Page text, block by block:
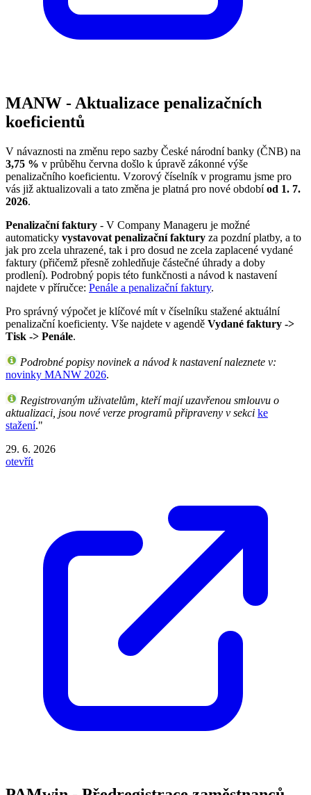
MANW - Aktualizace penalizačních
koeficientů
V návaznosti na změnu repo sazby České národní banky (ČNB) na
3,75 % v průběhu června došlo k úpravě zákonné výše
penalizačního koeficientu. Vzorový číselník v programu jsme pro
vás již aktualizovali a tato změna je platná pro nové obdobíod 1. 7.
2026.
Penalizační faktury - V Company Manageru je možné
automaticky vystavovat penalizační faktury za pozdní platby, a to
jak pro zcela uhrazené, tak i pro dosud ne zcela zaplacené vydané
faktury (přičemž přesně zohledňuje částečné úhrady a doby
prodlení). Podrobný popis této funkčnosti a návod k nastavení
najdete v příručce: Penále a penalizační faktury.
Pro správný výpočet je klíčové mít v číselníku stažené aktuální
penalizační koeficienty. Vše najdete v agendě Vydané faktury ->
Tisk -> Penále.
Podrobné popisy novinek a návod k nastavení naleznete v:
novinky MANW 2026.
Registrovaným uživatelům, kteří mají uzavřenou smlouvu o
aktualizaci, jsou nové verze programů připraveny v sekci ke
stažení."
29. 6. 2026
otevřít